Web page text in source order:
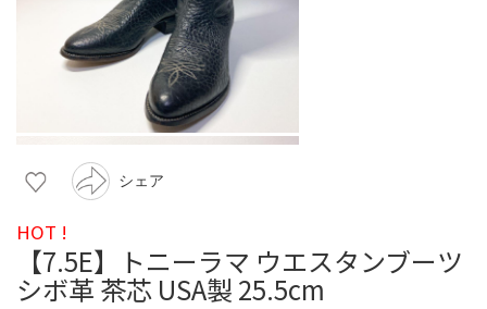
シェア
HOT !
【7.5E】トニーラマ ウエスタンブーツ
シボ革 茶芯 USA製 25.5cm